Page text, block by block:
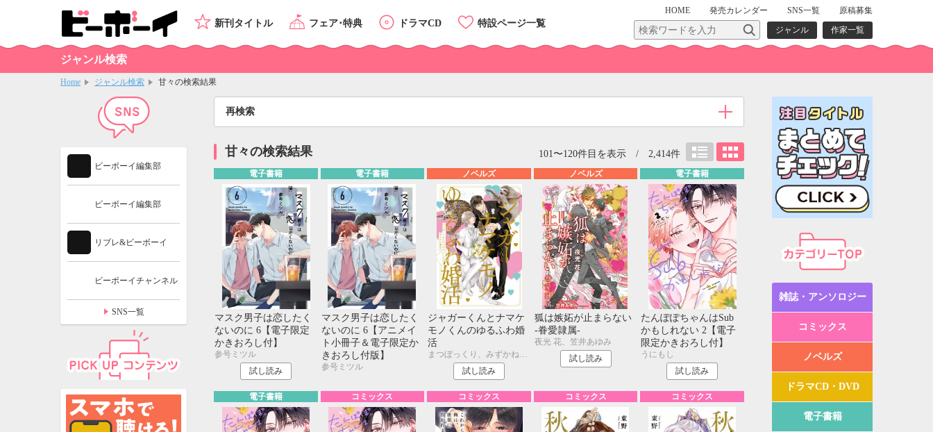
HOME 発売カレンダー SNS一覧
原稿募集
ジャンル
作家一覧
新刊タイトル フェア･特典 ドラマCD 特設ページ一覧
ジャンル検索
Home ジャンル検索 甘々の検索結果
再検索
甘々の検索結果 101〜120件目を表示 / 2,414件
電子書籍
マスク男子は恋したく
ないのに 6【電子限定
かきおろし付】
参号ミツル
試し読み
電子書籍
マスク男子は恋したく
ないのに 6【アニメイ
ト小冊子＆電子限定か
きおろし付版】
参号ミツル
ノベルズ
ジャガーくんとナマケ
モノくんのゆるふわ婚
活
試し読み
ノベルズ
狐は嫉妬が止まらない
-眷愛隷属-
夜光 花、笠井あゆみ
試し読み
電子書籍
たんぽぽちゃんはSub
かもしれない 2【電子
限定かきおろし付】
うにもし
試し読み
電子書籍 コミックス コミックス コミックス コミックス
カテゴリーTOP
雑誌・アンソロジー
コミックス
ノベルズ
ドラマCD・DVD
電子書籍
ビーボーイ編集部
ビーボーイ編集部
リブレ&ビーボーイ
ビーボーイチャンネル
SNS一覧